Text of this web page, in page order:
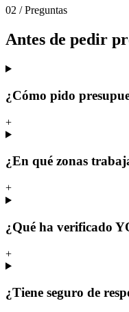
02 /Preguntas
Antes de pedir
¿Cómo pido
+
¿En qué zonas
+
¿Qué ha verificado
+
¿Tiene seguro de